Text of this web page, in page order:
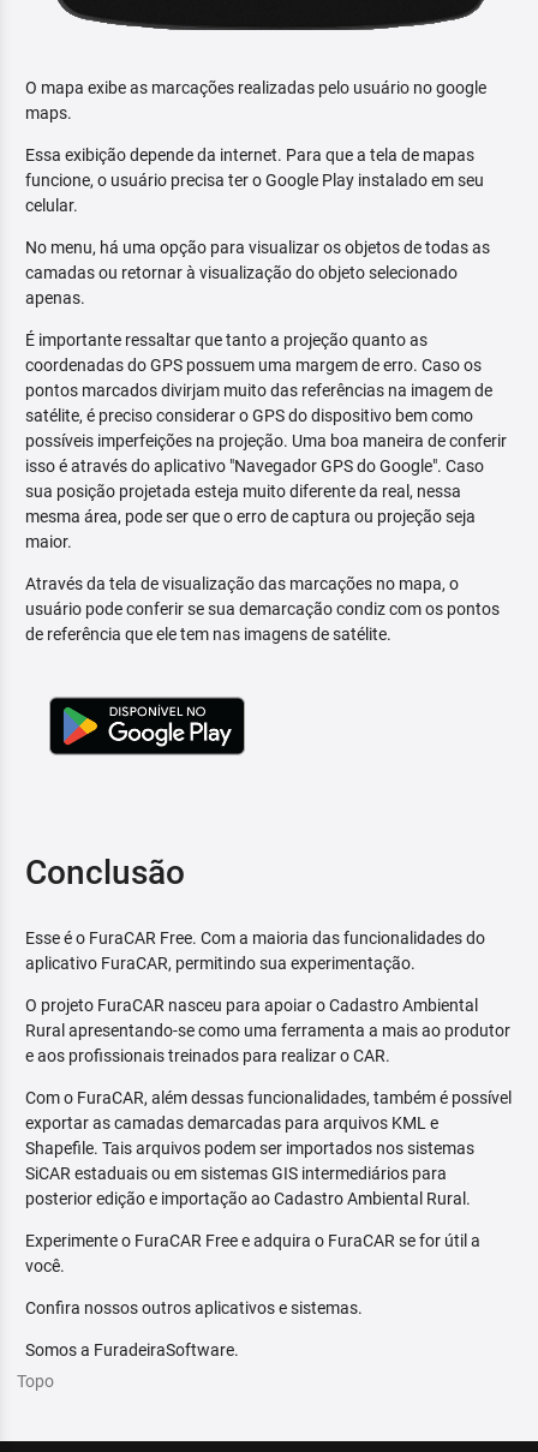
O mapa exibe as marcações realizadas pelo usuário no google
maps.
Essa exibição depende da internet. Para que a tela de mapas
funcione, o usuário precisa ter o Google Play instalado em seu
celular.
No menu, há uma opção para visualizar os objetos de todas as
camadas ou retornar à visualização do objeto selecionado
apenas.
É importante ressaltar que tanto a projeção quanto as
coordenadas do GPS possuem uma margem de erro. Caso os
pontos marcados divirjam muito das referências na imagem de
satélite, é preciso considerar o GPS do dispositivo bem como
possíveis imperfeições na projeção. Uma boa maneira de conferir
isso é através do aplicativo "Navegador GPS do Google". Caso
sua posição projetada esteja muito diferente da real, nessa
mesma área, pode ser que o erro de captura ou projeção seja
maior.
Através da tela de visualização das marcações no mapa, o
usuário pode conferir se sua demarcação condiz com os pontos
de referência que ele tem nas imagens de satélite.
Conclusão
Esse é o FuraCAR Free. Com a maioria das funcionalidades do
aplicativo FuraCAR, permitindo sua experimentação.
O projeto FuraCAR nasceu para apoiar o Cadastro Ambiental
Rural apresentando-se como uma ferramenta a mais ao produtor
e aos profissionais treinados para realizar o CAR.
Com o FuraCAR, além dessas funcionalidades, também é possível
exportar as camadas demarcadas para arquivos KML e
Shapefile. Tais arquivos podem ser importados nos sistemas
SiCAR estaduais ou em sistemas GIS intermediários para
posterior edição e importação ao Cadastro Ambiental Rural.
Experimente o FuraCAR Free e adquira o FuraCAR se for útil a
você.
Confira nossos outros aplicativos e sistemas.
Somos a FuradeiraSoftware.
Topo